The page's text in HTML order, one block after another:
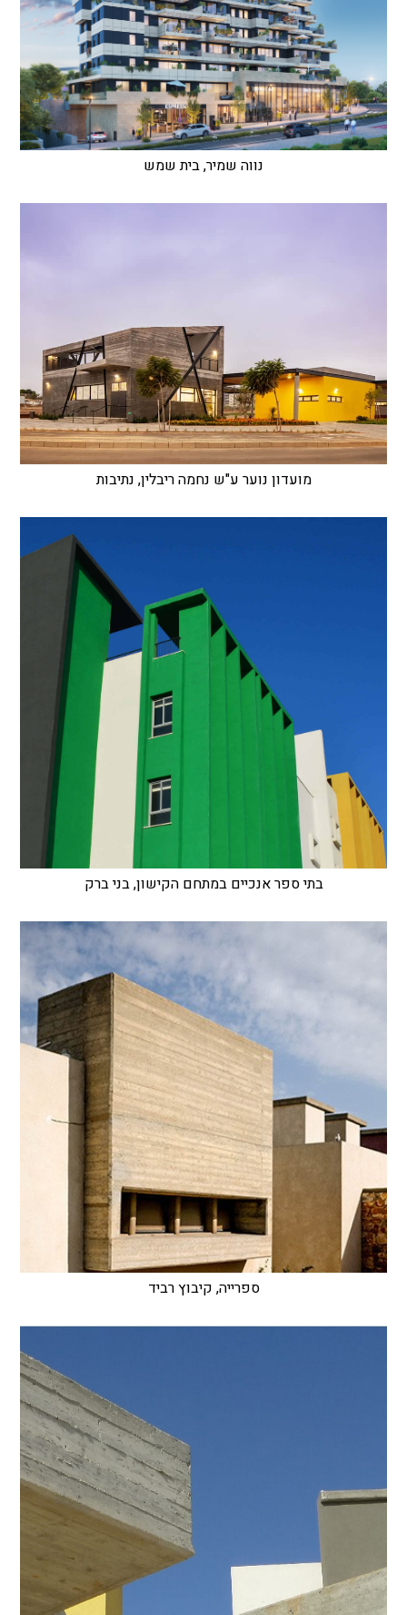
נווה שמיר, בית שמש
מועדון נוער ע"ש נחמה ריבלין, נתיבות
בתי ספר אנכיים במתחם הקישון, בני ברק
ספרייה, קיבוץ רביד